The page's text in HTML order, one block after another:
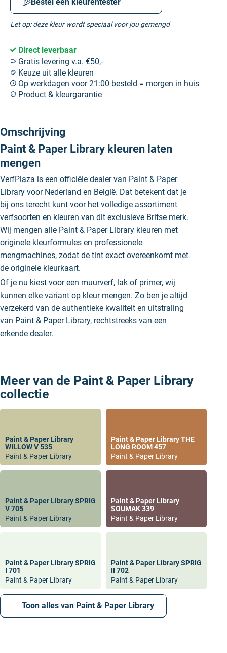
Let op: deze kleur wordt speciaal voor jou gemengd
Direct leverbaar
Gratis levering v.a. €50,-
Keuze uit alle kleuren
Op werkdagen voor 21:00 besteld = morgen in huis
Product & kleurgarantie
Omschrijving
Paint & Paper Library kleuren laten
mengen
VerfPlaza is een officiële dealer van Paint & Paper
Library voor Nederland en België. Dat betekent dat je
bij ons terecht kunt voor het volledige assortiment
verfsoorten en kleuren van dit exclusieve Britse merk.
Wij mengen alle Paint & Paper Library kleuren met
originele kleurformules en professionele
mengmachines, zodat de tint exact overeenkomt met
de originele kleurkaart.
Of je nu kiest voor een muurverf, lak of primer, wij
kunnen elke variant op kleur mengen. Zo ben je altijd
verzekerd van de authentieke kwaliteit en uitstraling
van Paint & Paper Library, rechtstreeks van een
erkende dealer.
Meer van de Paint & Paper Library
collectie
Paint & Paper Library
WILLOW V 535
Paint & Paper Library
Paint & Paper Library THE
LONG ROOM 457
Paint & Paper Library
Paint & Paper Library SPRIG
V 705
Paint & Paper Library
Paint & Paper Library
SOUMAK 339
Paint & Paper Library
Paint & Paper Library SPRIG
I 701
Paint & Paper Library
Paint & Paper Library SPRIG
II 702
Paint & Paper Library
Toon alles van Paint & Paper Library